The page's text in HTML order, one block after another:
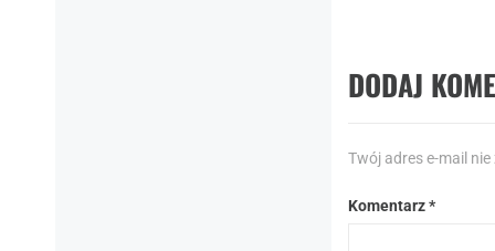
DODAJ
Twój adres e-mail
Komentarz*